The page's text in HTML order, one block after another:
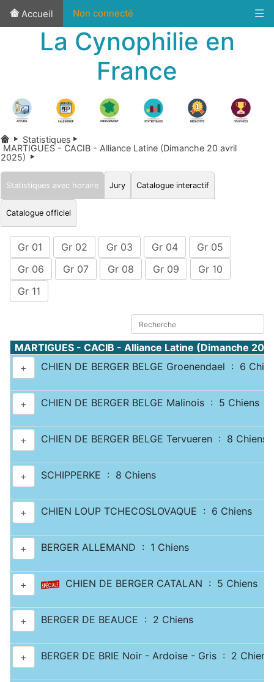
Accueil Non connecté
La Cynophilie en
France
Statistiques
MARTIGUES - CACIB - Alliance Latine (Dimanche 20 avril
2025)
Statistiques avec horaire Jury Catalogue interactif
Catalogue officiel
Gr 01 Gr 02 Gr 03 Gr 04
Gr 05
Gr 06
Gr 07 Gr 08 Gr 09
Gr 10
Gr 11
MARTIGUES - CACIB - Alliance Latine (Dimanche
+
CHIEN DE BERGER BELGE Groenendael : 6
+ CHIEN DE BERGER BELGE Malinois : 5 Chiens
+ CHIEN DE BERGER BELGE Tervueren : 8 Chiens
+ SCHIPPERKE : 8 Chiens
+ CHIEN LOUP TCHECOSLOVAQUE : 6 Chiens
+ BERGER ALLEMAND : 1 Chiens
+ CHIEN DE BERGER CATALAN : 5 Chiens
+ BERGER DE BEAUCE : 2 Chiens
+ BERGER DE BRIE Noir - Ardoise - Gris : 2 Chiens